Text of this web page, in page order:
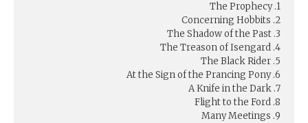
1. The Prophecy
2. Concerning Hobbits
3. The Shadow of the Past
4. The Treason of Isengard
5. The Black Rider
6. At the Sign of the Prancing Pony
7. A Knife in the Dark
8. Flight to the Ford
9. Many Meetings